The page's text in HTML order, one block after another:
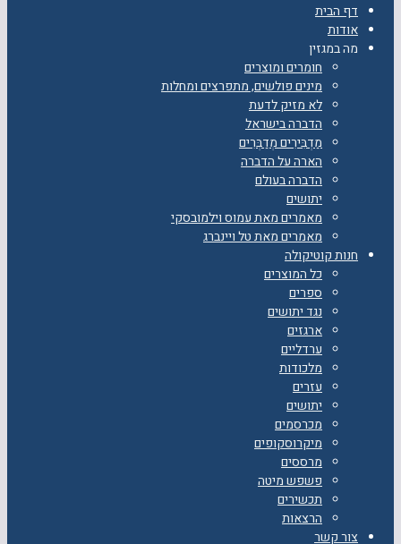
דף הבית
אודות
מה במגזין
חומרים ומוצרים
מינים פולשים, מתפרצים ומחלות
לא מזיק לדעת
הדברה בישראל
מַדְבִּירִים מְדַבְּרִים
הארה על הדברה
הדברה בעולם
יתושים
מאמרים מאת עמוס וילמובסקי
מאמרים מאת טל ויינברג
חנות קוטיקולה
כל המוצרים
ספרים
נגד יתושים
ארגזים
ערדליים
מלכודות
עזרים
יתושים
מכרסמים
מיקרוסקופים
מרססים
פשפש מיטה
תכשירים
הרצאות
צור קשר